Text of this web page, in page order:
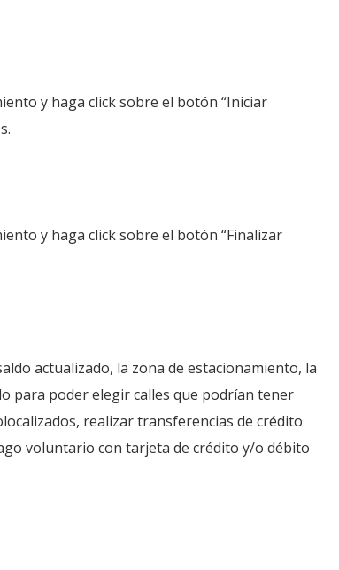
y haga click sobre el botón “Iniciar
y haga click sobre el botón “Finalizar
actualizado, la zona de estacionamiento, la
para poder elegir calles que podrían tener
realizar transferencias de crédito
voluntario con tarjeta de crédito y/o débito